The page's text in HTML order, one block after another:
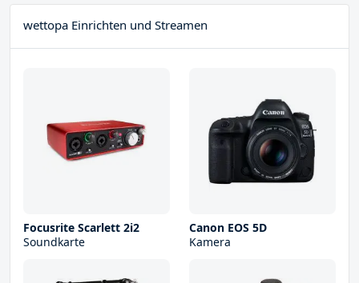
wettopa Einrichten und Streamen
Focusrite Scarlett 2i2
Soundkarte
Canon EOS 5D
Kamera